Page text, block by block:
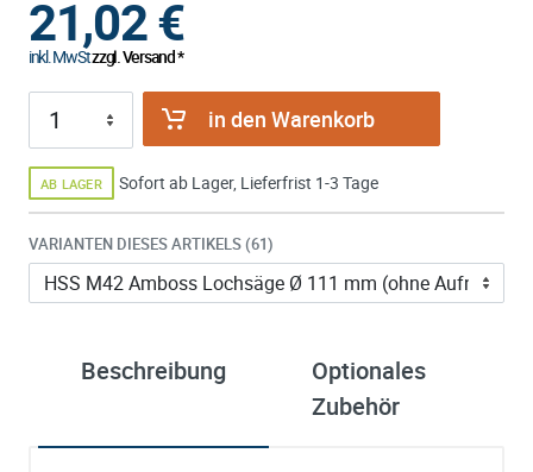
21,02€
inkl. MwStzzgl. Versand *
in den Warenkorb
AB LAGER Sofort ab Lager, Lieferfrist 1-3 Tage
VARIANTEN DIESES ARTIKELS (61)
Beschreibung
Optionales
Zubehör